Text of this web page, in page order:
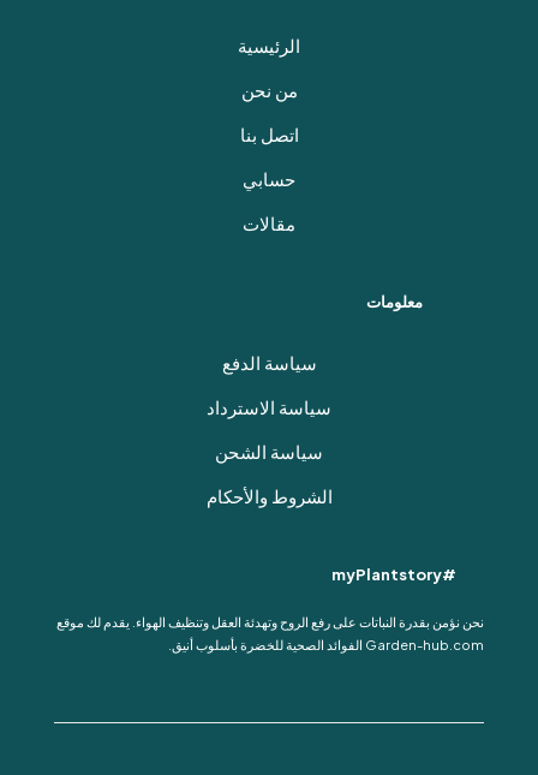
الرئيسية
من نحن
اتصل بنا
حسابي
مقالات
معلومات
سياسة الدفع
سياسة الاسترداد
سياسة الشحن
الشروط والأحكام
#myPlantstory
نحن نؤمن بقدرة النباتات على رفع الروح وتهدئة العقل وتنظيف الهواء. يقدم لك موقع
Garden-hub.com الفوائد الصحية للخضرة بأسلوب أنيق.